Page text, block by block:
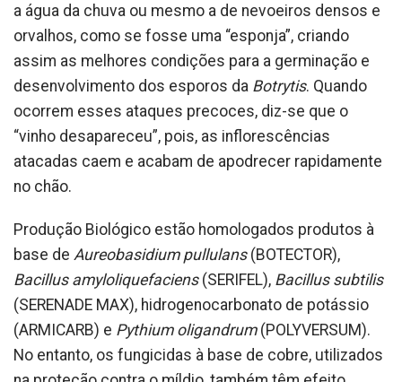
a água da chuva ou mesmo a de nevoeiros densos e
orvalhos, como se fosse uma “esponja”, criando
assim as melhores condições para a germinação e
desenvolvimento dos esporos da Botrytis. Quando
ocorrem esses ataques precoces, diz-se que o
“vinho desapareceu”, pois, as inflorescências
atacadas caem e acabam de apodrecer rapidamente
no chão.
Produção Biológico estão homologados produtos à
base de Aureobasidium pullulans(BOTECTOR),
Bacillus amyloliquefaciens (SERIFEL), Bacillus subtilis
(SERENADE MAX), hidrogenocarbonato de potássio
(ARMICARB) e Pythium oligandrum(POLYVERSUM).
No entanto, os fungicidas à base de cobre, utilizados